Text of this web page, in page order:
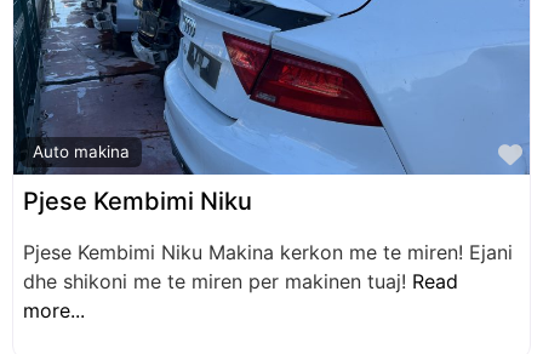
Auto makina
Pjese Kembimi Niku
Pjese Kembimi Niku Makina kerkon me te miren! Ejani
dhe shikoni me te miren per makinen tuaj! Read
more...